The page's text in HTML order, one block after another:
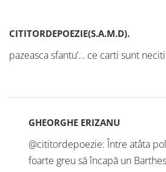
CITITORDEPOEZIE(S.A.M.D).
pazeasca sfantu’… ce carti sunt
GHEORGHE ERIZANU
@cititordepoezie: Între atâta
foarte greu să încapă un